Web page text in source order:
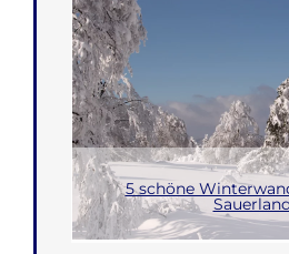
5 schöne
Sauerland